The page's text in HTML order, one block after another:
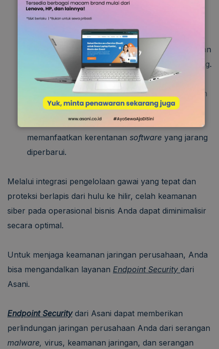
DDoS Attacks:Membanjiri lalu lintas jaringan
dengan jutaan permintaan palsu secara
bersamaan untuk membuat perangkat pengaman
kewalahan (
overload) hingga sistemnya tumbang.
Application-Layer Attacks:Menargetkan celah
keamanan pada aplikasi tertentu yang diizinkan
lewat oleh sistem pengaman, biasanya
memanfaatkan kerentanan software yang jarang
diperbarui.
Melalui integrasi pengelolaan gawai yang tepat dan
proteksi berlapis dari hulu ke hilir, celah keamanan
siber pada operasional bisnis Anda dapat diminimalisir
secara optimal.
Untuk menjaga keamanan jaringan perusahaan, Anda
bisa mengandalkan layanan Endpoint Security dari
Asani.
Endpoint Security dari Asani dapat memberikan
perlindungan jaringan perusahaan Anda dari serangan
malware, virus, keamanan jaringan, dan serangan